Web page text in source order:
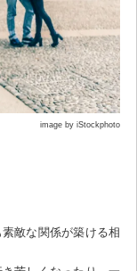
image by iStockphoto
敵な関係が築ける相